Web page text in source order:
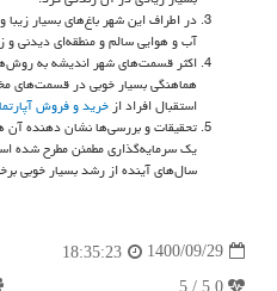
در اطراف این شهر باغ‌های بسیار
آب و هوایی سالم و منطقه‌ای دیدنی
اکثر قسمت‌های شهر اندیشه به
هماهنگی بسیار خوبی در قسمت‌های
استقبال افراد از خرید و فروش
تحقیقات و بررسی‌ها نشان دهنده آن
یک سرمایه‌گذاری مطمئن مطرح شده
سال‌های آینده از رشد بسیار خوبی
1400/09/29
18:35:23